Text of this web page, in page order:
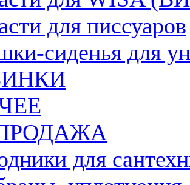
для писсуаров
сиденья для
для